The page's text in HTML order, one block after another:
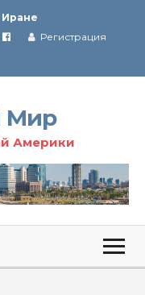
Регистрация
Мир
Америки